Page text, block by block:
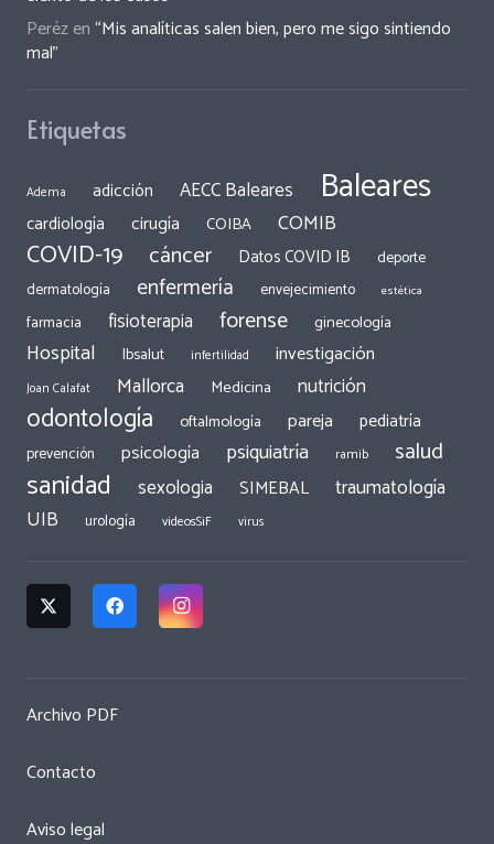
Perézen“Mis analíticas salen bien, pero me sigo sintiendo
mal”
Etiquetas
Adema adicción AECC Baleares Baleares
cardiología cirugía COIBA COMIB
COVID-19 cáncer Datos COVID IB
deporte
dermatología
enfermería envejecimiento estética
farmacia fisioterapia forense ginecología
Hospital Ibsalut infertilidad investigación
Joan Calafat Mallorca Medicina nutrición
odontología oftalmología pareja pediatría
prevención psicología psiquiatría ramib salud
sanidad sexologia SIMEBAL traumatología
UIB urología videosSiF virus
Archivo PDF
Contacto
Aviso legal